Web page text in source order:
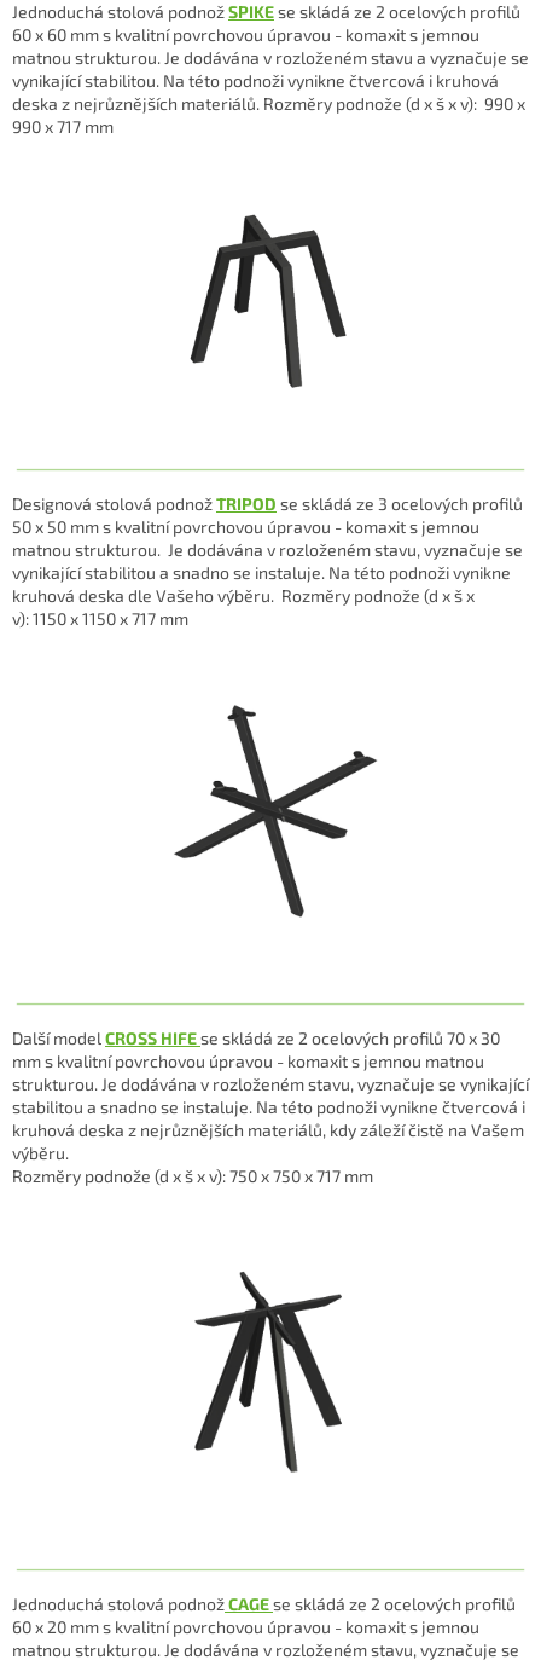
Jednoduchá stolová podnožSPIKEse skládá ze 2 ocelových profilů
60 x 60 mm s kvalitní povrchovou úpravou - komaxit s jemnou
matnou strukturou. Je dodávána v rozloženém stavu a vyznačuje se
vynikající stabilitou. Na této podnoži vynikne čtvercová i kruhová
deska z nejrůznějších materiálů. Rozměry podnože (d x š x v): 990 x
990 x 717 mm
Designová stolová podnožTRIPOD se skládá ze 3 ocelových profilů
50 x 50 mm s kvalitní povrchovou úpravou - komaxit s jemnou
matnou strukturou. Je dodávána v rozloženém stavu, vyznačuje se
vynikající stabilitou a snadno se instaluje. Na této podnoži vynikne
kruhová deska dle Vašeho výběru. Rozměry podnože (d x š x
v):1150 x 1150 x 717 mm
Další model CROSS HIFEse skládá ze 2 ocelových profilů 70 x 30
mm s kvalitní povrchovou úpravou - komaxit s jemnou matnou
strukturou. Je dodávána v rozloženém stavu, vyznačuje se vynikající
stabilitou a snadno se instaluje. Na této podnoži vynikne čtvercová i
kruhová deska z nejrůznějších materiálů, kdy záleží čistě na Vašem
výběru.
Rozměry podnože (d x š x v): 750 x 750 x 717 mm
Jednoduchá stolová podnožCAGEse skládá ze 2 ocelových profilů
60 x 20 mm s kvalitní povrchovou úpravou - komaxit s jemnou
matnou strukturou. Je dodávána v rozloženém stavu, vyznačuje se